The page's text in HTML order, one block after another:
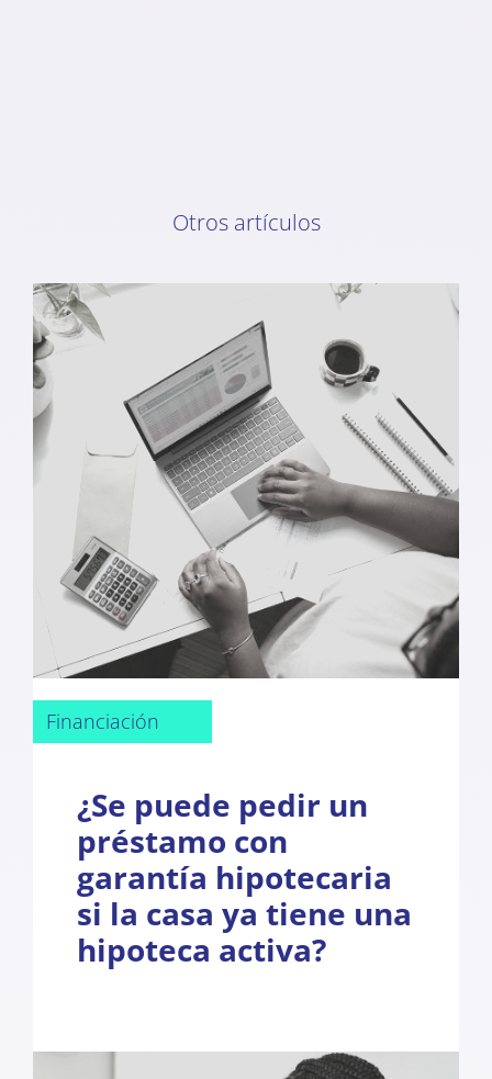
Otros artículos
Financiación
¿Se puede pedir un
préstamo con
garantía hipotecaria
si la casa ya tiene una
hipoteca activa?